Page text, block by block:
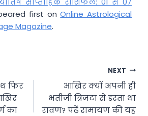
first onOnline Astrological
Magazine.
फिर
का
NEXT
आखिर क्यों अपनी ही
भतीजी त्रिजटा से डरता था
रावण? पढ़ें रामायण की यह